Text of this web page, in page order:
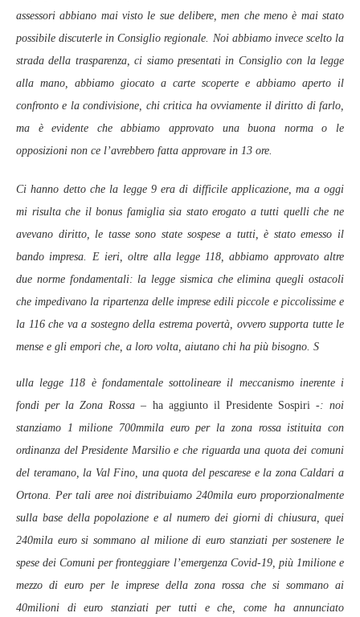
assessori abbiano mai visto le sue delibere, men che meno è mai stato
possibile discuterle in Consiglio regionale. Noi abbiamo invece scelto la
strada della trasparenza, ci siamo presentati in Consiglio con la legge
alla mano, abbiamo giocato a carte scoperte e abbiamo aperto il
confronto e la condivisione, chi critica ha ovviamente il diritto di farlo,
ma è evidente che abbiamo approvato una buona norma o le
opposizioni non ce l’avrebbero fatta approvare in 13 ore.
Ci hanno detto che la legge 9 era di difficile applicazione, ma a oggi
mi risulta che il bonus famiglia sia stato erogato a tutti quelli che ne
avevano diritto, le tasse sono state sospese a tutti, è stato emesso il
bando impresa. E ieri, oltre alla legge 118, abbiamo approvato altre
due norme fondamentali: la legge sismica che elimina quegli ostacoli
che impedivano la ripartenza delle imprese edili piccole e piccolissime e
la 116 che va a sostegno della estrema povertà, ovvero supporta tutte le
mense e gli empori che, a loro volta, aiutano chi ha più bisogno. S
ulla legge 118 è fondamentale sottolineare il meccanismo inerente i
fondi per la Zona Rossa – ha aggiunto il Presidente Sospiri -: noi
stanziamo 1 milione 700mmila euro per la zona rossa istituita con
ordinanza del Presidente Marsilio e che riguarda una quota dei comuni
del teramano, la Val Fino, una quota del pescarese e la zona Caldari a
Ortona. Per tali aree noi distribuiamo 240mila euro proporzionalmente
sulla base della popolazione e al numero dei giorni di chiusura, quei
240mila euro si sommano al milione di euro stanziati per sostenere le
spese dei Comuni per fronteggiare l’emergenza Covid-19, più 1milione e
mezzo di euro per le imprese della zona rossa che si sommano ai
40milioni di euro stanziati per tutti e che, come ha annunciato